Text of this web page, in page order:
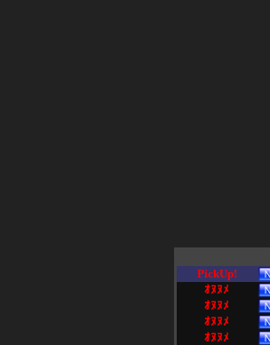
PickUp!
ｵﾇﾇﾒ
ｵﾇﾇﾒ
ｵﾇﾇﾒ
ｵﾇﾇﾒ